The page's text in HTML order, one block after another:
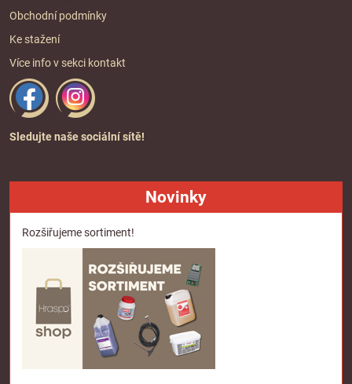
Obchodní podmínky
Ke stažení
Více info v sekci kontakt
Sledujte naše sociální sítě!
Novinky
Rozšiřujeme sortiment!